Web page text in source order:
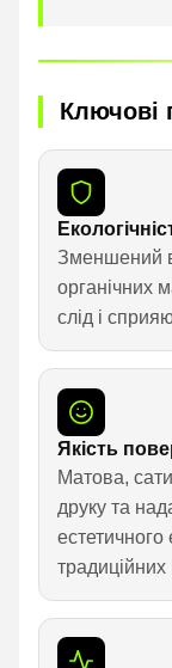
Ключові
Зменшений
органічних
слід і
Якість
Матова,
друку та
естетичного
традиційних